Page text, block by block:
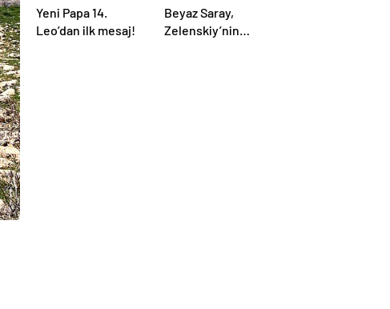
Yeni Papa 14.
Leo’dan ilk mesaj!
Beyaz Saray,
Zelenskiy’nin